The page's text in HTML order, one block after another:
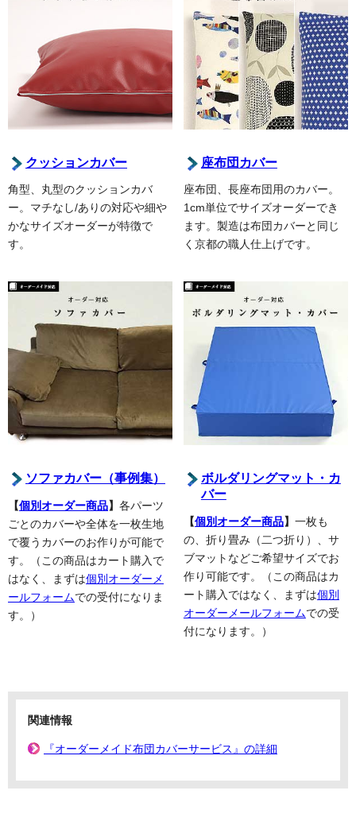
クッションカバー
角型、丸型のクッションカバ
ー。マチなし/ありの対応や細や
かなサイズオーダーが特徴で
す。
座布団カバー
座布団、長座布団用のカバー。
1cm単位でサイズオーダーでき
ます。製造は布団カバーと同じ
く京都の職人仕上げです。
ソファカバー（事例集）
【個別オーダー商品】 各パーツ
ごとのカバーや全体を一枚生地
で覆うカバーのお作りが可能で
す。（この商品はカート購入で
はなく、まずは個別オーダーメ
ールフォームでの受付になりま
す。）
ボルダリングマット・カ
バー
【個別オーダー商品】 一枚も
の、折り畳み（二つ折り）、サ
ブマットなどご希望サイズでお
作り可能です。（この商品はカ
ート購入ではなく、まずは個別
オーダーメールフォームでの受
付になります。）
関連情報
『オーダーメイド布団カバーサービス』の詳細